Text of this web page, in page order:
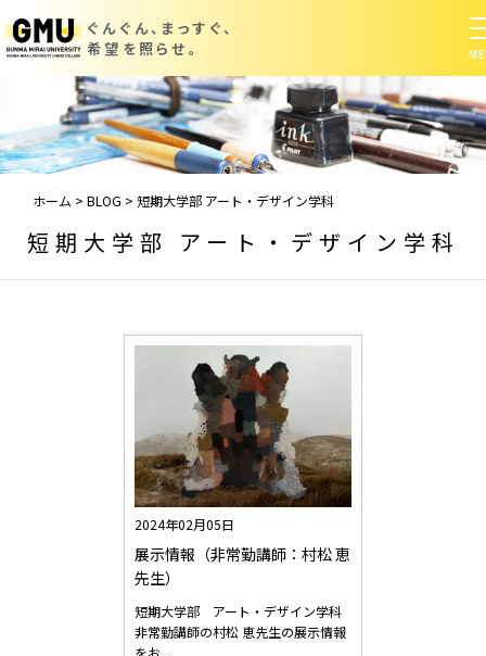
ぐんぐん、まっすぐ、
希望を照らせ。
ホーム > BLOG > 短期大学部 アート・デザイン学科
短期大学部 アート・デザイン学科
2024年02月05日
展示情報（非常勤講師：村松 恵
先生）
短期大学部 アート・デザイン学科
非常勤講師の村松 恵先生の展示情報
をお...